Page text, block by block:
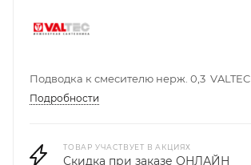
Подводка к смесителю нерж. 0,3 VALTEC
Подробности
ТОВАР УЧАСТВУЕТ В АКЦИЯХ
Скидка при заказе ОНЛАЙН